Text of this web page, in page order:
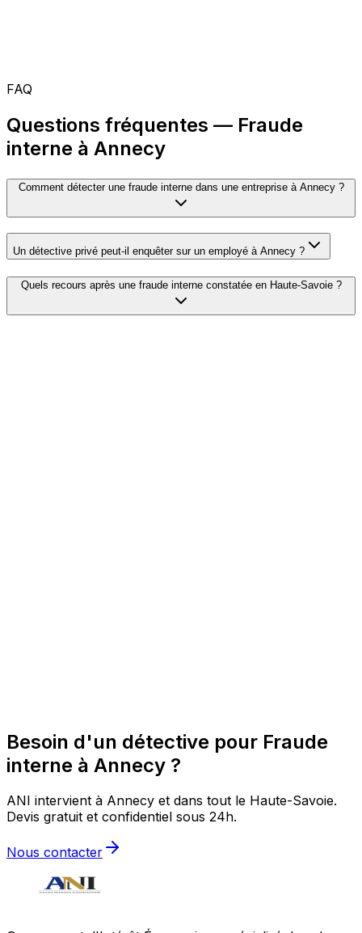
FAQ
Questions fréquentes — Fraude
interne à Annecy
Comment détecter une fraude interne dans une entreprise à Annecy ?
Un détective privé peut-il enquêter sur un employé à Annecy ?
Quels recours après une fraude interne constatée en Haute-Savoie ?
Besoin d'un détective pour Fraude
interne à Annecy ?
ANI intervient à Annecy et dans tout le Haute-Savoie.
Devis gratuit et confidentiel sous 24h.
Nous contacter